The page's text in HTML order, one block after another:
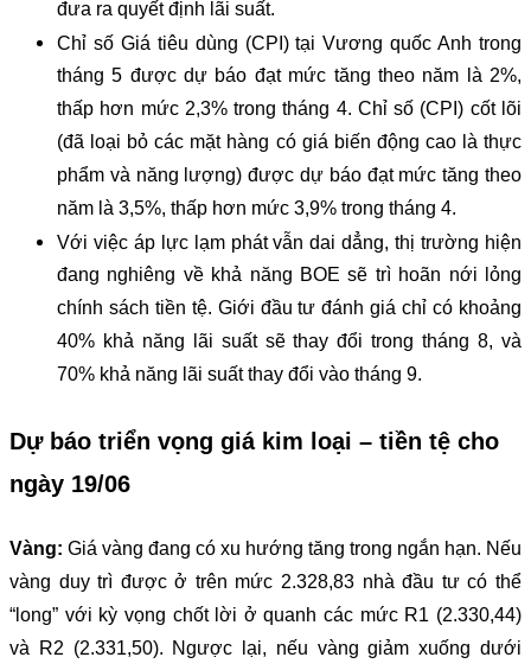
đưa ra quyết định lãi suất.
Chỉ số Giá tiêu dùng (CPI) tại Vương quốc Anh trong
tháng 5 được dự báo đạt mức tăng theo năm là 2%,
thấp hơn mức 2,3% trong tháng 4. Chỉ số (CPI) cốt lõi
(đã loại bỏ các mặt hàng có giá biến động cao là thực
phẩm và năng lượng) được dự báo đạt mức tăng theo
năm là 3,5%, thấp hơn mức 3,9% trong tháng 4.
Với việc áp lực lạm phát vẫn dai dẳng, thị trường hiện
đang nghiêng về khả năng BOE sẽ trì hoãn nới lỏng
chính sách tiền tệ. Giới đầu tư đánh giá chỉ có khoảng
40% khả năng lãi suất sẽ thay đổi trong tháng 8, và
70% khả năng lãi suất thay đổi vào tháng 9.
Dự báo triển vọng giá kim loại – tiền tệ cho
ngày 19/06
Vàng: Giá vàng đang có xu hướng tăng trong ngắn hạn. Nếu
vàng duy trì được ở trên mức 2.328,83 nhà đầu tư có thể
“long” với kỳ vọng chốt lời ở quanh các mức R1 (2.330,44)
và R2 (2.331,50). Ngược lại, nếu vàng giảm xuống dưới